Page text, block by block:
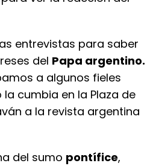
entrevistas para saber
del Papa argentino.
a algunos fieles
cumbia en la Plaza de
a la revista argentina
del sumo pontífice,